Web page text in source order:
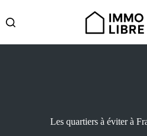
contenu
Les quartiers à éviter à